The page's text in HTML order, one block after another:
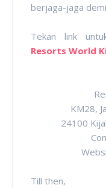
berjaga-jaga
Tekan link
Resorts World
KM28,
24100
Till then,